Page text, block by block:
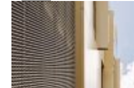
色
铝
合
金
扩
张
网